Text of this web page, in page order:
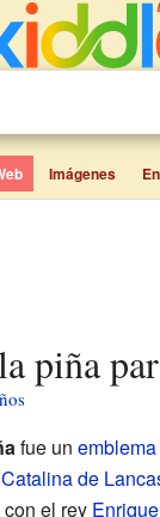
Imágenes
piña
fue un emblema
Catalina de
el rey